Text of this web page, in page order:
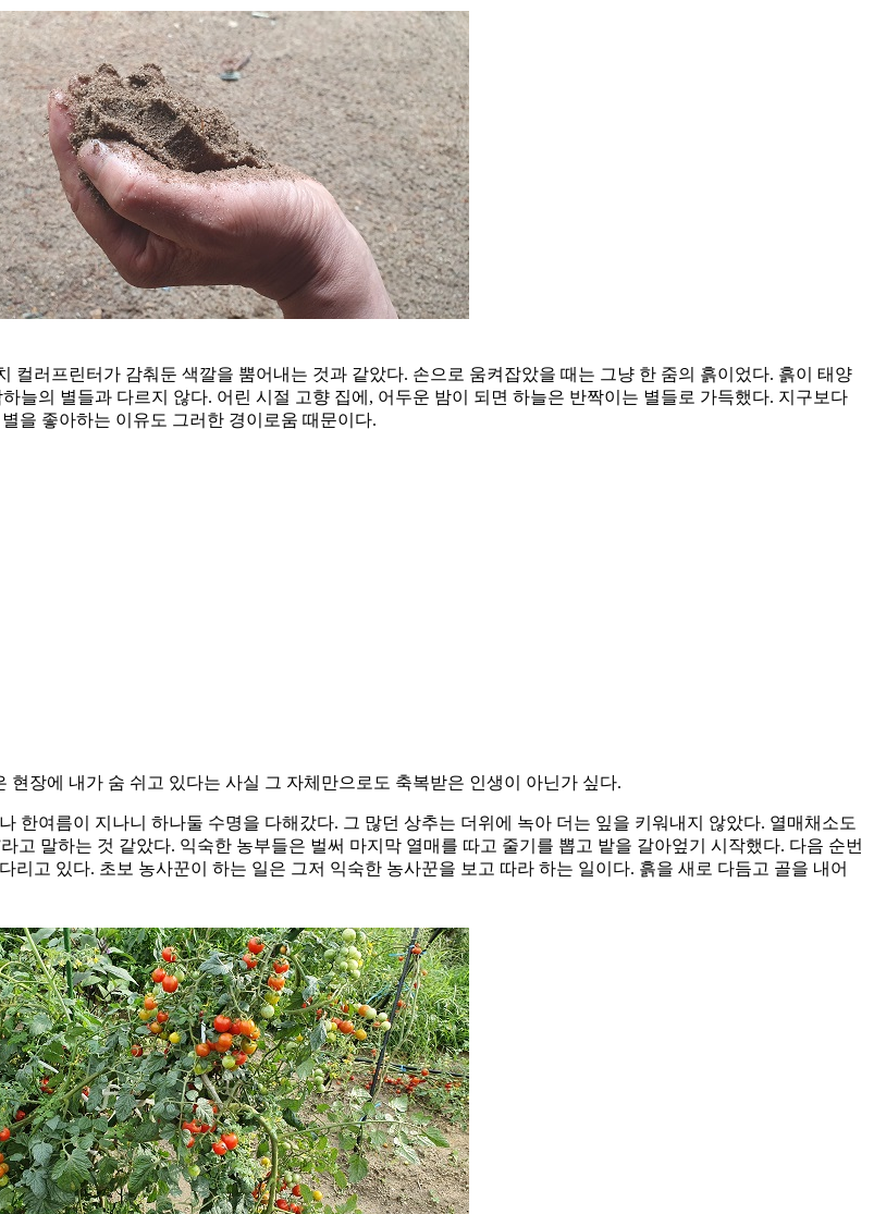
러프린터가 감춰둔 색깔을 뿜어내는 것과 같았다. 손으로 움켜잡았을 때는 그냥 한 줌의 흙이었다. 흙이 태양
늘의 별들과 다르지 않다. 어린 시절 고향 집에, 어두운 밤이 되면 하늘은 반짝이는 별들로 가득했다. 지구보다
을 좋아하는 이유도 그러한 경이로움 때문이다.
장에 내가 숨 쉬고 있다는 사실 그 자체만으로도 축복받은 인생이 아닌가 싶다.
한여름이 지나니 하나둘 수명을 다해갔다. 그 많던 상추는 더위에 녹아 더는 잎을 키워내지 않았다. 열매채소도
고 말하는 것 같았다. 익숙한 농부들은 벌써 마지막 열매를 따고 줄기를 뽑고 밭을 갈아엎기 시작했다. 다음 순번
고 있다. 초보 농사꾼이 하는 일은 그저 익숙한 농사꾼을 보고 따라 하는 일이다. 흙을 새로 다듬고 골을 내어